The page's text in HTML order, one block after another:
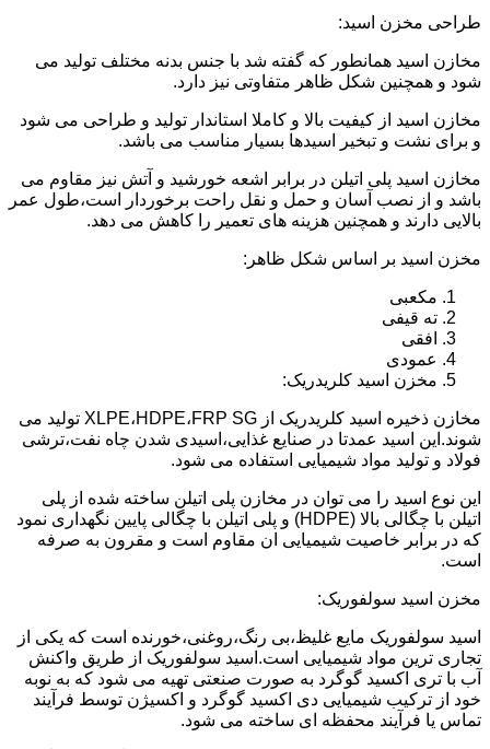
طراحی مخزن اسید:
مخازن اسید همانطور که گفته شد با جنس بدنه مختلف تولید می
شود و همچنین شکل ظاهر متفاوتی نیز دارد.
مخازن اسید از کیفیت بالا و کاملا استاندار تولید و طراحی می شود
و برای نشت و تبخیر اسیدها بسیار مناسب می باشد.
مخازن اسید پلی اتیلن در برابر اشعه خورشید و آتش نیز مقاوم می
باشد و از نصب آسان و حمل و نقل راحت برخوردار است،طول عمر
بالایی دارند و همچنین هزینه های تعمیر را کاهش می دهد.
مخزن اسید بر اساس شکل ظاهر:
مکعبی
ته قیفی
افقی
عمودی
مخزن اسید کلریدریک:
مخازن ذخیره اسید کلریدریک از XLPE،HDPE،FRP SG تولید می
شوند.این اسید عمدتا در صنایع غذایی،اسیدی شدن چاه نفت،ترشی
فولاد و تولید مواد شیمیایی استفاده می شود.
این نوع اسید را می توان در مخازن پلی اتیلن ساخته شده از پلی
اتیلن با چگالی بالا (HDPE) و پلی اتیلن با چگالی پایین نگهداری نمود
که در برابر خاصیت شیمیایی ان مقاوم است و مقرون به صرفه
است.
مخزن اسید سولفوریک:
اسید سولفوریک مایع غلیظ،بی رنگ،روغنی،خورنده است که یکی از
تجاری ترین مواد شیمیایی است.اسید سولفوریک از طریق واکنش
آب با تری اکسید گوگرد به صورت صنعتی تهیه می شود که به نوبه
خود از ترکیب شیمیایی دی اکسید گوگرد و اکسیژن توسط فرآیند
تماس یا فرآیند محفظه ای ساخته می شود.